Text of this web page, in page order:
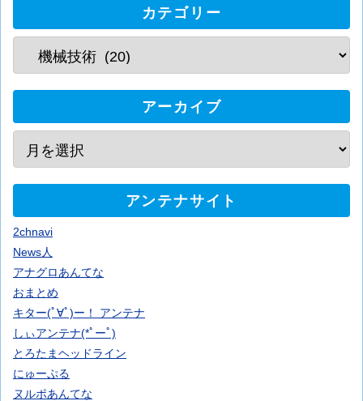
カテゴリー
アーカイブ
アンテナサイト
2chnavi
News人
アナグロあんてな
おまとめ
キター(ﾟ∀ﾟ)ー！ アンテナ
しぃアンテナ(*ﾟーﾟ)
とろたまヘッドライン
にゅーぷる
ヌルポあんてな